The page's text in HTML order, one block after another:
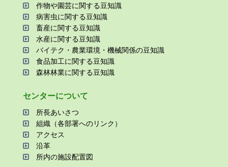
作物や園芸に関する⾖知識
病害⾍に関する⾖知識
畜産に関する⾖知識
⽔産に関する⾖知識
バイテク・農業環境・機械関係の⾖知識
⾷品加⼯に関する⾖知識
森林林業に関する⾖知識
センターについて
所⻑あいさつ
組織（各部署へのリンク）
アクセス
沿⾰
所内の施設配置図